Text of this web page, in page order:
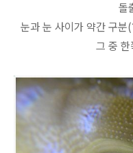
돌
눈과 눈 사이가 약간 구분
그 중 한